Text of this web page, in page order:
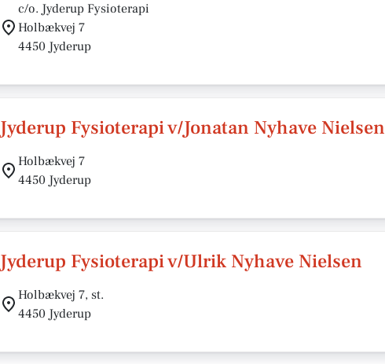
c/o. Jyderup Fysioterapi
Holbækvej 7
4450 Jyderup
Jyderup Fysioterapi v/Jonatan Nyhave Nielsen
Holbækvej 7
4450 Jyderup
Jyderup Fysioterapi v/Ulrik Nyhave Nielsen
Holbækvej 7, st.
4450 Jyderup